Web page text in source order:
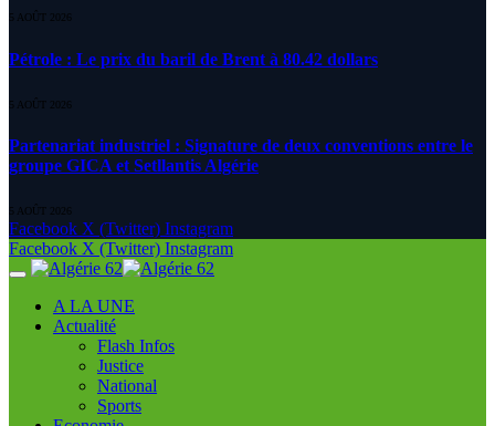
5 AOÛT 2026
Pétrole : Le prix du baril de Brent à 80.42 dollars
5 AOÛT 2026
Partenariat industriel : Signature de deux conventions entre le
groupe GICA et Setllantis Algérie
5 AOÛT 2026
Facebook X (Twitter) Instagram
Facebook X (Twitter) Instagram
A LA UNE
Actualité
Flash Infos
Justice
National
Sports